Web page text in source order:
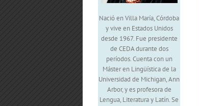
Nació en Villa María, Córdoba
y vive en Estados Unidos
desde 1967. Fue presidente
de CEDA durante dos
períodos. Cuenta con un
Máster en Lingüística de la
Universidad de Michigan, Ann
Arbor, y es profesora de
Lengua, Literatura y Latín. Se